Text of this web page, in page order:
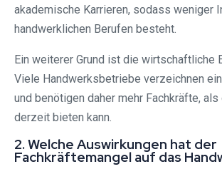
akademische Karrieren, sodass weniger
handwerklichen Berufen besteht.
Ein weiterer Grund ist die wirtschaftliche
Viele Handwerksbetriebe verzeichnen
und benötigen daher mehr Fachkräfte,
derzeit bieten kann.
2. Welche Auswirkungen hat der
Fachkräftemangel auf das